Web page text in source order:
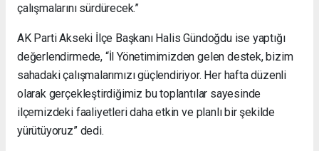
çalışmalarını sürdürecek.”
AK Parti Akseki İlçe Başkanı Halis Gündoğdu ise yaptığı
değerlendirmede, “İl Yönetimimizden gelen destek, bizim
sahadaki çalışmalarımızı güçlendiriyor. Her hafta düzenli
olarak gerçekleştirdiğimiz bu toplantılar sayesinde
ilçemizdeki faaliyetleri daha etkin ve planlı bir şekilde
yürütüyoruz” dedi.